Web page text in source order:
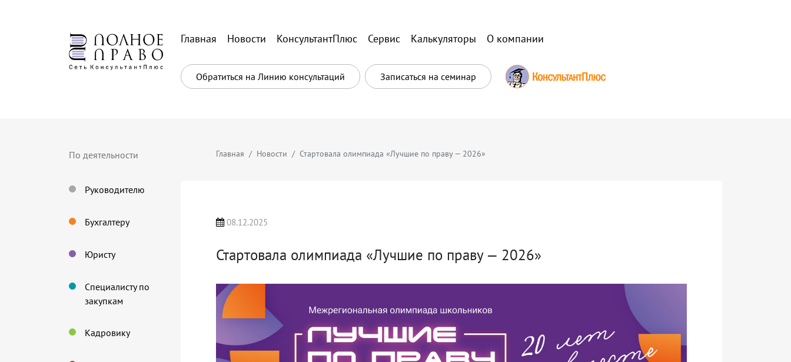
Главная Новости КонсультантПлюс Сервис Калькуляторы О компании
Обратиться на Линию консультаций Записаться на семинар
По деятельности
Руководителю
Бухгалтеру
Юристу
Специалисту по
закупкам
Кадровику
Главная Новости Стартовала олимпиада «Лучшие по праву — 2026»
08.12.2025
Стартовала олимпиада «Лучшие по праву — 2026»